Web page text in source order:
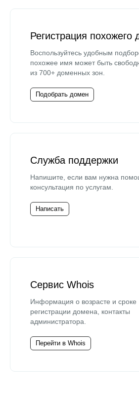
Регистрация похожего
Воспользуйтесь удобным
похожее имя может быть
из 700+ доменных зон.
Подобрать домен
Служба поддержки
Напишите, если вам нужна
консультация по услугам.
Написать
Сервис Whois
Информация о возрасте и сроке
регистрации домена, контакты
администратора.
Перейти в Whois